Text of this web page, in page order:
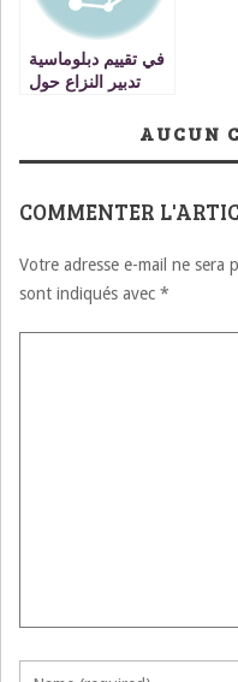
في تقييم دبلوماسية
تدبير النزاع حول
AUCUN
COMMENTER
Votre adresse e-mail ne sera
sont indiqués avec *